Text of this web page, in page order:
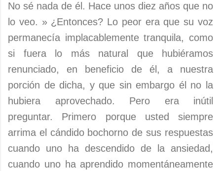
No sé nada de él. Hace unos diez años que no
lo veo. » ¿Entonces? Lo peor era que su voz
permanecía implacablemente tranquila, como
si fuera lo más natural que hubiéramos
renunciado, en beneficio de él, a nuestra
porción de dicha, y que sin embargo él no la
hubiera aprovechado. Pero era inútil
preguntar. Primero porque usted siempre
arrima el cándido bochorno de sus respuestas
cuando uno ha descendido de la ansiedad,
cuando uno ha aprendido momentáneamente